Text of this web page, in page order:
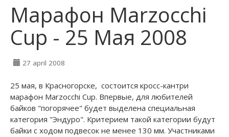
Марафон Marzocchi
Cup - 25 Мая 2008
27 april 2008
25 мая, в Красногорске, состоится кросс-кантри
марафон Marzocchi Cup. Впервые, для любителей
байков "погорячее" будет выделена специальная
категория "Эндуро". Критерием такой категории будут
байки с ходом подвесок не менее 130 мм. Участниками